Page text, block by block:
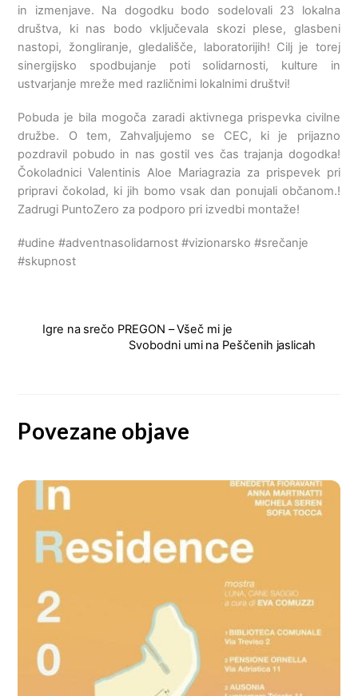
in izmenjave. Na dogodku bodo sodelovali 23 lokalna
društva, ki nas bodo vključevala skozi plese, glasbeni
nastopi, žongliranje, gledališče, laboratorijih! Cilj je torej
sinergijsko spodbujanje poti solidarnosti, kulture in
ustvarjanje mreže med različnimi lokalnimi društvi!
Pobuda je bila mogoča zaradi aktivnega prispevka civilne
družbe. O tem, Zahvaljujemo se CEC, ki je prijazno
pozdravil pobudo in nas gostil ves čas trajanja dogodka!
Čokoladnici Valentinis Aloe Mariagrazia za prispevek pri
pripravi čokolad, ki jih bomo vsak dan ponujali občanom.!
Zadrugi PuntoZero za podporo pri izvedbi montaže!
#udine #adventnasolidarnost #vizionarsko #srečanje
#skupnost
Igre na srečo PREGON – Všeč mi je
Svobodni umi na Peščenih jaslicah
Povezane objave